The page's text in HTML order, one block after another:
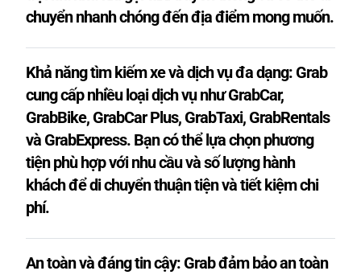
chuyển nhanh chóng đến địa điểm mong muốn.
Khả năng tìm kiếm xe và dịch vụ đa dạng: Grab
cung cấp nhiều loại dịch vụ như GrabCar,
GrabBike, GrabCar Plus, GrabTaxi, GrabRentals
và GrabExpress. Bạn có thể lựa chọn phương
tiện phù hợp với nhu cầu và số lượng hành
khách để di chuyển thuận tiện và tiết kiệm chi
phí.
An toàn và đáng tin cậy: Grab đảm bảo an toàn